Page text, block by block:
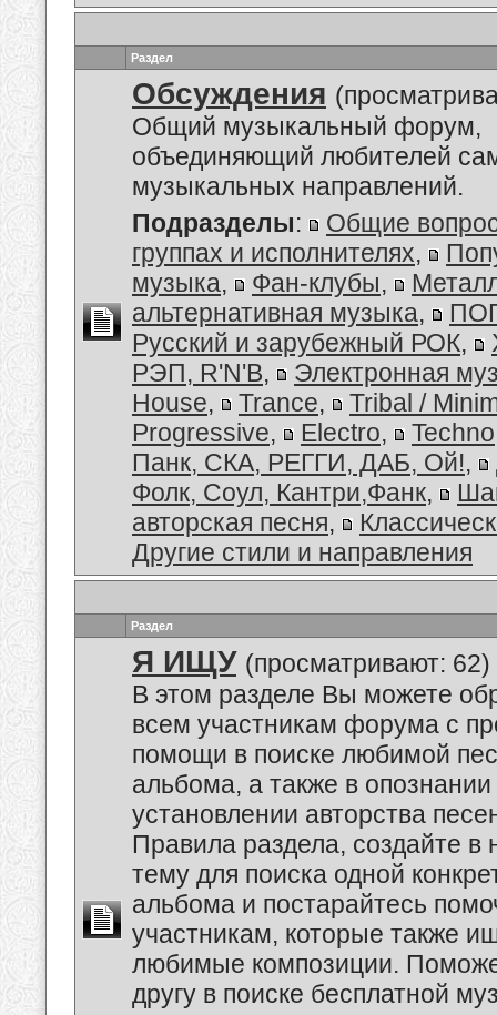
Раздел
Обсуждения
Общий музыкальный форум,
объединяющий любителей
музыкальных направлений.
Подразделы:
Общие
группах и исполнителях,
музыка, Фан-клубы,
альтернативная музыка,
Русский и зарубежный РОК,
РЭП, R'N'B,
Электронная
House, Trance,
Tribal /
Progressive, Electro, Techno
Панк, СКА, РЕГГИ, ДАБ, Ой!,
Фолк, Соул, Кантри,Фанк,
авторская песня,
Другие стили и направления
Раздел
Я ИЩУ (просматривают: 62)
В этом разделе Вы можете
всем участникам форума с
помощи в поиске любимой
альбома, а также в опознании
установлении авторства
Правила раздела, создайте в
тему для поиска одной
альбома и постарайтесь
участникам, которые также
любимые композиции.
другу в поиске бесплатной